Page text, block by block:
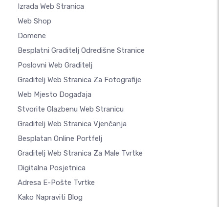
Izrada Web Stranica
Web Shop
Domene
Besplatni Graditelj Odredišne Stranice
Poslovni Web Graditelj
Graditelj Web Stranica Za Fotografije
Web Mjesto Događaja
Stvorite Glazbenu Web Stranicu
Graditelj Web Stranica Vjenčanja
Besplatan Online Portfelj
Graditelj Web Stranica Za Male Tvrtke
Digitalna Posjetnica
Adresa E-Pošte Tvrtke
Kako Napraviti Blog